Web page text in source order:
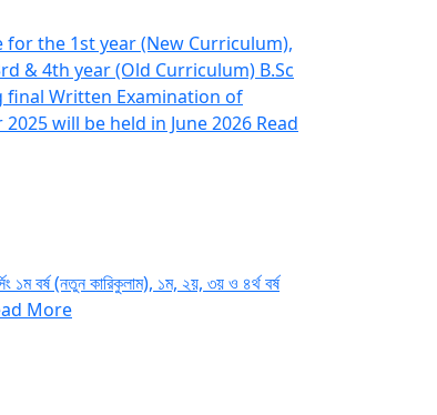
for the 1st year (New Curriculum),
& 4th year (Old Curriculum) B.Sc
final Written Examination of
2025 will be held in June 2026 Read
১ম বর্ষ (নতুন কারিকুলাম), ১ম, ২য়, ৩য় ও ৪র্থ বর্ষ
More